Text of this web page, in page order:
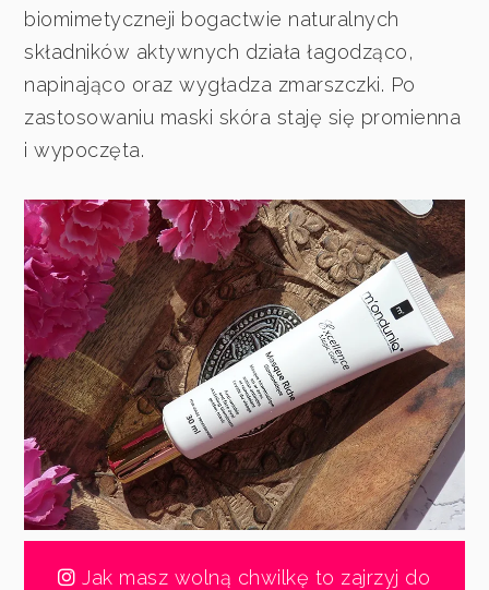
biomimetyczneji bogactwie naturalnych
składników aktywnych działa łagodząco,
napinająco oraz wygładza zmarszczki. Po
zastosowaniu maski skóra staję się promienna
i wypoczęta.
Jak masz wolną chwilkę to zajrzyj do